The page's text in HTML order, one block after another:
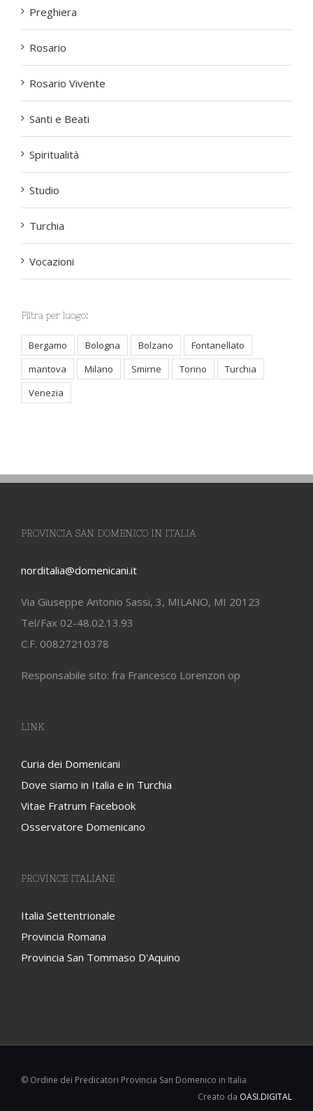
Preghiera
Rosario
Rosario Vivente
Santi e Beati
Spiritualità
Studio
Turchia
Vocazioni
Filtra per luogo:
Bergamo Bologna Bolzano
Fontanellato
mantova
Milano Smirne Torino
Turchia
Venezia
PROVINCIA SAN DOMENICO IN ITALIA
norditalia@domenicani.it
Via Giuseppe Antonio Sassi, 3, MILANO, MI 20123
Tel/Fax 02-48.02.13.93
C.F. 00827210378
Responsabile sito: fra Francesco Lorenzon op
LINK
Curia dei Domenicani
Dove siamo in Italia e in Turchia
Vitae Fratrum Facebook
Osservatore Domenicano
PROVINCE ITALIANE
Italia Settentrionale
Provincia Romana
Provincia San Tommaso D'Aquino
© Ordine dei Predicatori Provincia San Domenico in Italia
Creato da OASI.DIGITAL